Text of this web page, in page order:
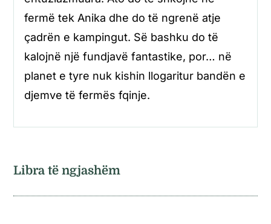
fermë tek Anika dhe do të ngrenë atje
çadrën e kampingut. Së bashku do të
kalojnë një fundjavë fantastike, por… në
planet e tyre nuk kishin llogaritur bandën e
djemve të fermës fqinje.
Libra të ngjashëm